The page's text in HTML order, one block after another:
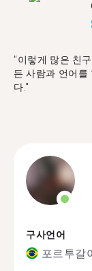
"이렇게 많은 친
든 사람과 언어를
다."
구사언어
포르투갈